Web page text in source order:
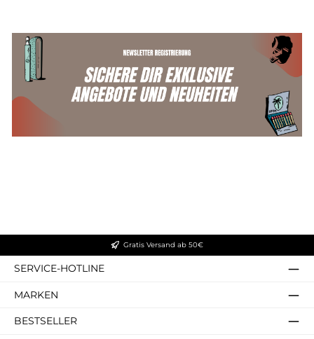
Gratis Versand ab 50€
SERVICE-HOTLINE
MARKEN
BESTSELLER